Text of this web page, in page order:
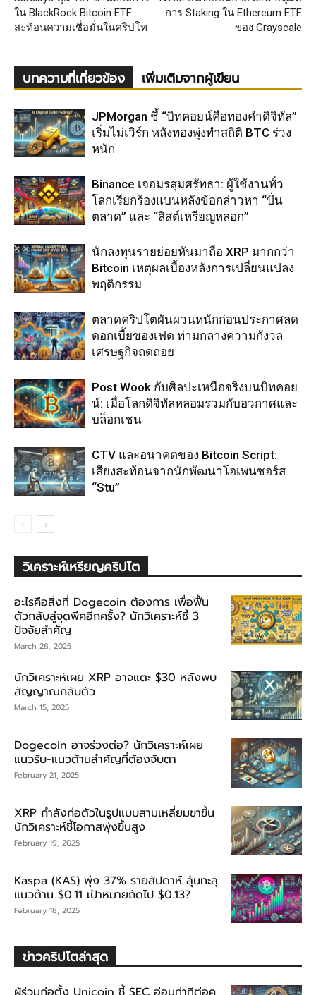
ใน BlackRock Bitcoin ETF
สะท้อนความเชื่อมั่นในคริปโท
การ Staking ใน Ethereum ETF
ของ Grayscale
บทความที่เกี่ยวข้อง เพิ่มเติมจากผู้เขียน
JPMorgan ชี้ “บิทคอยน์คือทองคำดิจิทัล”
เริ่มไม่เวิร์ก หลังทองพุ่งทำสถิติ BTC ร่วง
หนัก
Binance เจอมรสุมศรัทธา: ผู้ใช้งานทั่ว
โลกเรียกร้องแบนหลังข้อกล่าวหา “ปั่น
ตลาด” และ “ลิสต์เหรียญหลอก”
นักลงทุนรายย่อยหันมาถือ XRP มากกว่า
Bitcoin เหตุผลเบื้องหลังการเปลี่ยนแปลง
พฤติกรรม
ตลาดคริปโตผันผวนหนักก่อนประกาศลด
ดอกเบี้ยของเฟด ท่ามกลางความกังวล
เศรษฐกิจถดถอย
Post Wook กับศิลปะเหนือจริงบนบิทคอย
น์: เมื่อโลกดิจิทัลหลอมรวมกับอวกาศและ
บล็อกเชน
CTV และอนาคตของ Bitcoin Script:
เสียงสะท้อนจากนักพัฒนาโอเพนซอร์ส
“Stu”
วิเคราะห์เหรียญคริปโต
อะไรคือสิ่งที่ Dogecoin ต้องการ เพื่อฟื้น
ตัวกลับสู่จุดพีคอีกครั้ง? นักวิเคราะห์ชี้ 3
ปัจจัยสำคัญ
March 28, 2025
นักวิเคราะห์เผย XRP อาจแตะ $30 หลังพบ
สัญญาณกลับตัว
March 15, 2025
Dogecoin อาจร่วงต่อ? นักวิเคราะห์เผย
แนวรับ-แนวต้านสำคัญที่ต้องจับตา
February 21, 2025
XRP กำลังก่อตัวในรูปแบบสามเหลี่ยมขาขึ้น
นักวิเคราะห์ชี้โอกาสพุ่งขึ้นสูง
February 19, 2025
Kaspa (KAS) พุ่ง 37% รายสัปดาห์ ลุ้นทะลุ
แนวต้าน $0.11 เป้าหมายถัดไป $0.13?
February 18, 2025
ข่าวคริปโตล่าสุด